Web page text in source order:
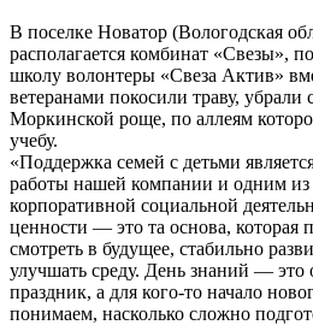
В поселке Новатор (Вологодская
располагается комбинат «Свезы»,
школу волонтеры «Свеза Актив»
ветеранами покосили траву, убрали
Моркинской роще, по аллеям
учебу.
«Поддержка семей с детьми
работы нашей компании и одним из
корпоративной социальной
ценности — это та основа, которая
смотреть в будущее, стабильно
улучшать среду. День знаний — это
праздник, а для кого-то начало
понимаем, насколько сложно